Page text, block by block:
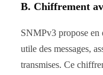
B. Chiffrement
SNMPv3 propose en
utile des messages,
transmises. Ce